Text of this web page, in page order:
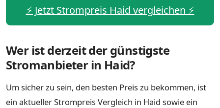
⚡️ Jetzt Strompreis Haid vergleichen ⚡️
Wer ist derzeit der günstigste
Stromanbieter in Haid?
Um sicher zu sein, den besten Preis zu bekommen, ist
ein aktueller Strompreis Vergleich in Haid sowie ein